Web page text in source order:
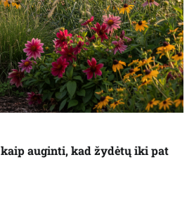
kaip auginti, kad žydėtų iki pat